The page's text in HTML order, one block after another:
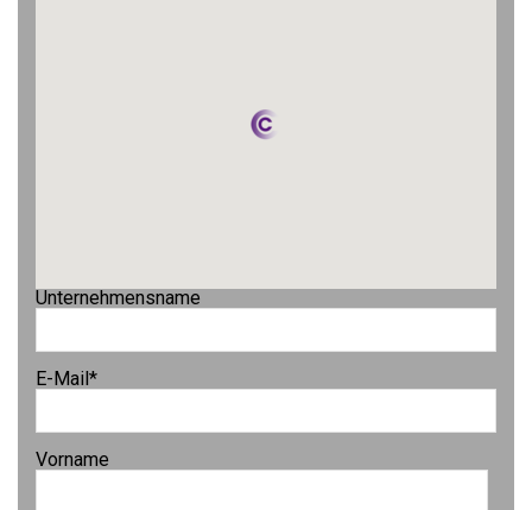
Unternehmensname
E-Mail*
Vorname